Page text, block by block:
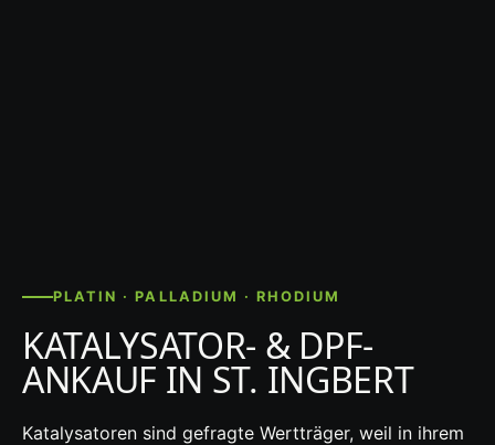
PLATIN · PALLADIUM · RHODIUM
KATALYSATOR- & DPF-
ANKAUF IN ST. INGBERT
Katalysatoren sind gefragte Wertträger, weil in ihrem